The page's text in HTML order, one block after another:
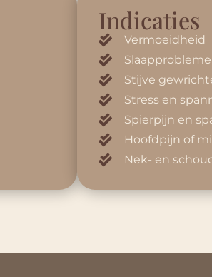
Indicaties
Vermoeidheid
Stijve
Stress en
Spierpijn en
Hoofdpijn of
Nek- en